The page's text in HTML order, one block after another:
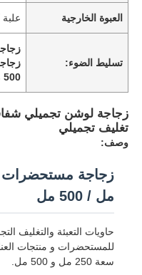
العبوة الخارجية
تسليط الضوء:
500 مل حاويات التعبئة التجميلية
تغليف تجميلي
وصف:
مل / 500 مل
حاويات التعبئة والتغليف
للمستحضرات و منتجات
سعة 250 مل و 500 مل.